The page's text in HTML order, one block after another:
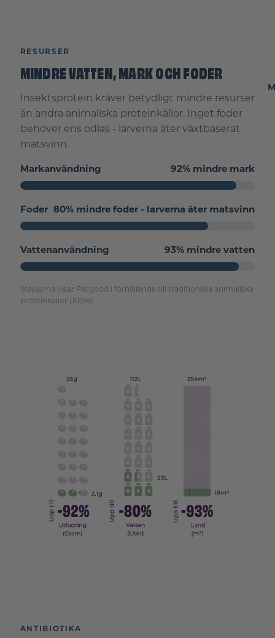
RESURSER
MINDRE VATTEN, MARK OCH FODER
Insektsprotein kräver betydligt mindre resurser
än andra animaliska proteinkällor. Inget foder
behöver ens odlas - larverna äter växtbaserat
matsvinn.
Markanvändning 92% mindre mark
Foder 80% mindre foder - larverna äter matsvinn
Vattenanvändning 93% mindre vatten
Staplarna visar Petgood i förhållande till traditionella animaliska
proteinkällor (100%).
ANTIBIOTIKA